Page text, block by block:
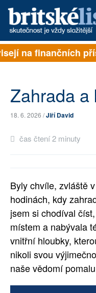
PŘIHLÁSIT
ARCHIV
AUTOŘI
PŘÍSPĚVKY NA PROVOZ
SOCIÁLNÍ SÍTĚ
RUBRIKY
na finančních
Zahrada a
18. 6. 2026 /Jiří David
čas čtení 2 minuty
Byly chvíle, zvláště
hodinách, kdy
jsem si chodíval
místem a nabývala
vnitřní hloubky,
nikoli svou
naše vědomí